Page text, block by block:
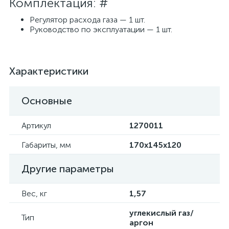
Регулятор расхода газа — 1 шт.
Руководство по эксплуатации — 1 шт.
Характеристики
Основные
Артикул
1270011
Габариты, мм
170х145х120
Другие параметры
Вес, кг 1,57
Тип
углекислый газ/
аргон